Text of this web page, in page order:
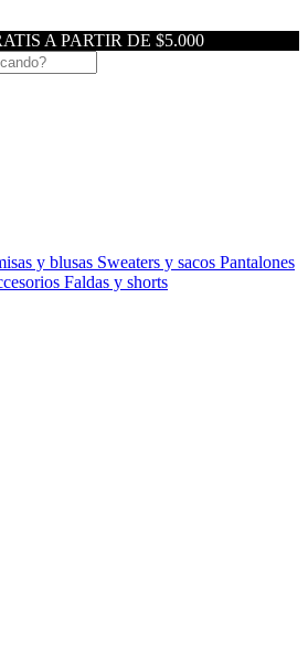
A PARTIR DE $5.000
y blusas Sweaters y sacos Pantalones
Faldas y shorts